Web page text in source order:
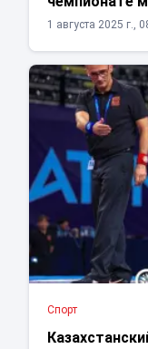
1 августа 2025 г.,
Спорт